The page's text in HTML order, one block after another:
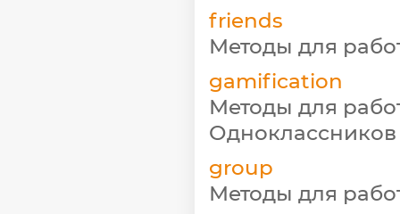
friends
Методы для
gamification
Методы для
Одноклассников
group
Методы для